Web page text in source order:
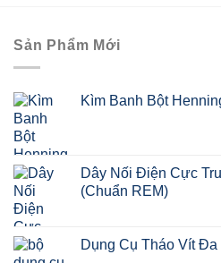
Sản Phẩm Mới
Kìm Banh Bột
Dây Nối Điện Cực
(Chuẩn REM)
Dụng Cụ Tháo Vít Đa